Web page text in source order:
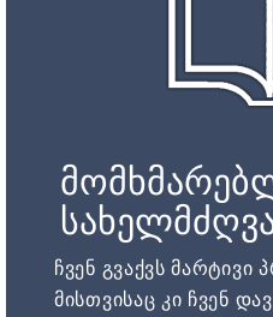
ჩვენ გვაქვს მარტივი
მისთვისაც კი ჩვენ